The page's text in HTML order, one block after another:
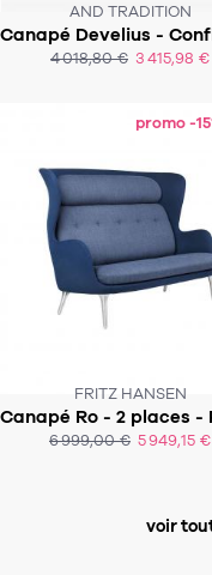
AND TRADITION
4 018,80 € 3 415,98 €
SOUS 8 SEMAINES
ACHAT EXPRESS
promo -
FRITZ HANSEN
6 999,00 € 5 949,15 €
SOUS 9-10 SEMAINES
ACHAT EXPRESS
voir